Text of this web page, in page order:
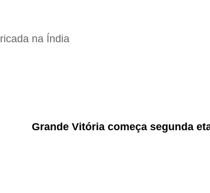
na Índia
Grande Vitória começa segunda